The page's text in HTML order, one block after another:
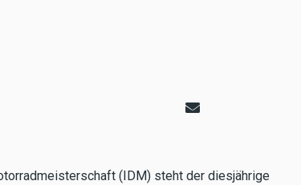
(IDM) steht der diesjährige